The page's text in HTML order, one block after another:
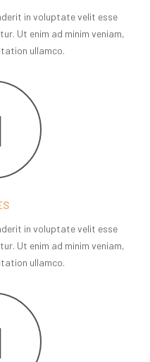
in voluptate velit esse
Ut enim ad minim veniam,
ullamco.
in voluptate velit esse
Ut enim ad minim veniam,
ullamco.